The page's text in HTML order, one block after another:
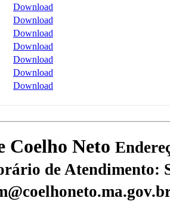
Download
Download
Download
Download
Download
Download
Download
Coelho Neto
de Atendimento: